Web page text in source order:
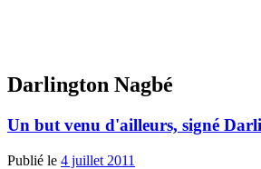
Darlington Nagbé
Un but venu d'ailleurs, signé
Publié le 4 juillet 2011